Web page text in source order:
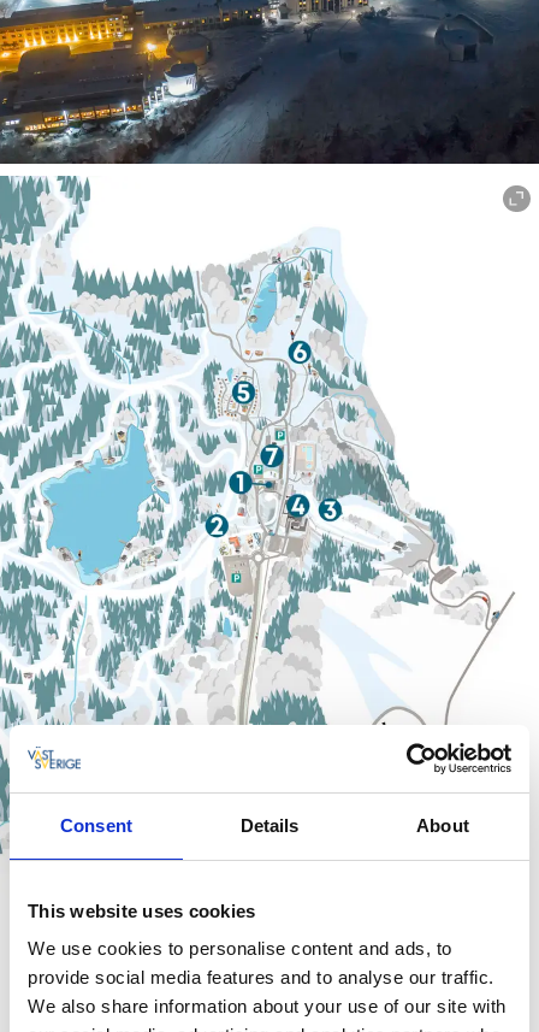
Consent Details About
This website uses cookies
We use cookies to personalise content and ads, to
provide social media features and to analyse our traffic.
We also share information about your use of our site with
Få overblik – alt er lige ved hånden
På Billingen er der aldrig langt til det næste oplevelse. Du
kan tage på langrend, kælke, skøjte, hygge i varmestuen eller